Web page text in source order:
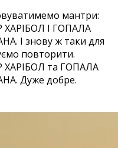
мантри:
І ГОПАЛА
І знову ж таки для
повторити.
ХАРІБОЛ та ГОПАЛА
Дуже добре.